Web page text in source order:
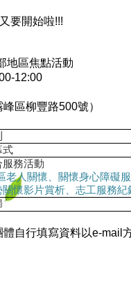
要開始啦!!!
地區焦點活動
12:00
峰區柳豐路500號）
式
服務活動
老人關懷、關懷身心障礙
關懷影片賞析、志工服務紀
自行填寫資料以e-mail